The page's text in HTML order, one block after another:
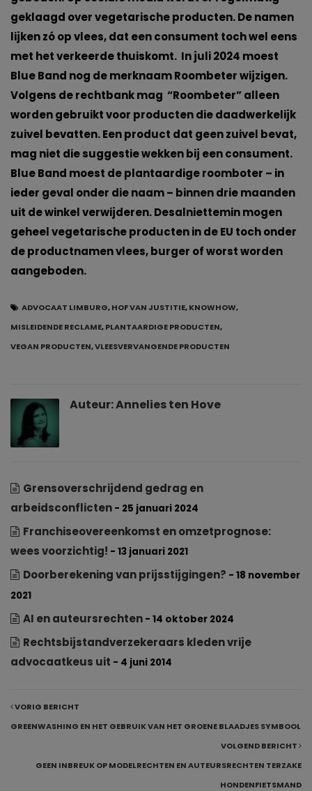
geklaagd over vegetarische producten. De namen
lijken zó op vlees, dat een consument toch wel eens
met het verkeerde thuiskomt. In juli 2024 moest
Blue Band nog de merknaam Roombeter wijzigen.
Volgens de rechtbank mag “Roombeter” alleen
worden gebruikt voor producten die daadwerkelijk
zuivel bevatten. Een product dat geen zuivel bevat,
mag niet die suggestie wekken bij een consument.
Blue Band moest de plantaardige roomboter – in
ieder geval onder die naam – binnen drie maanden
uit de winkel verwijderen. Desalniettemin mogen
geheel vegetarische producten in de EU toch onder
de productnamen vlees, burger of worst worden
aangeboden.
ADVOCAAT LIMBURG,HOF VAN JUSTITIE,KNOWHOW,
MISLEIDENDE RECLAME,PLANTAARDIGE PRODUCTEN,
VEGAN PRODUCTEN,VLEESVERVANGENDE PRODUCTEN
Auteur:Annelies ten Hove
Grensoverschrijdend gedrag en
arbeidsconflicten - 25 januari 2024
Franchiseovereenkomst en omzetprognose:
wees voorzichtig! - 13 januari 2021
Doorberekening van prijsstijgingen? - 18 november
2021
AI en auteursrechten - 14 oktober 2024
Rechtsbijstandverzekeraars kleden vrije
advocaatkeus uit - 4 juni 2014
VORIG BERICHT
GREENWASHING EN HET GEBRUIK VAN HET GROENE BLAADJES SYMBOOL
VOLGEND BERICHT
GEEN INBREUK OP MODELRECHTEN EN AUTEURSRECHTEN TERZAKE
HONDENFIETSMAND